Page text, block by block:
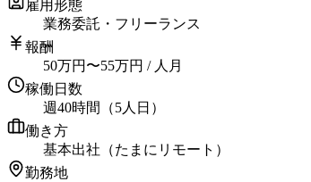
雇用形態
業務委託・フリーランス
報酬
50万円 〜55万円 / 人月
稼働日数
週40時間（5人日）
働き方
基本出社（たまにリモート）
勤務地